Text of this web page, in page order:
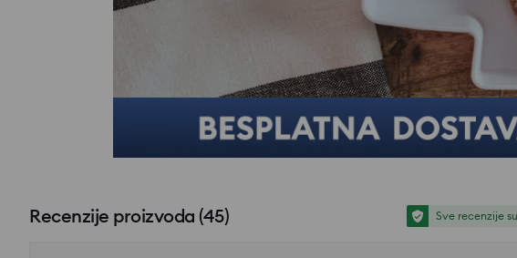
Recenzije proizvoda (45) Sve recenzije